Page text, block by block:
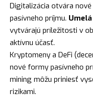
Digitalizácia otvára
pasívneho príjmu.
vytvárajú príležitosti v
aktívnu účasť.
Kryptomeny a DeFi
nové formy pasívneho
mining môžu priniesť
rizikami.